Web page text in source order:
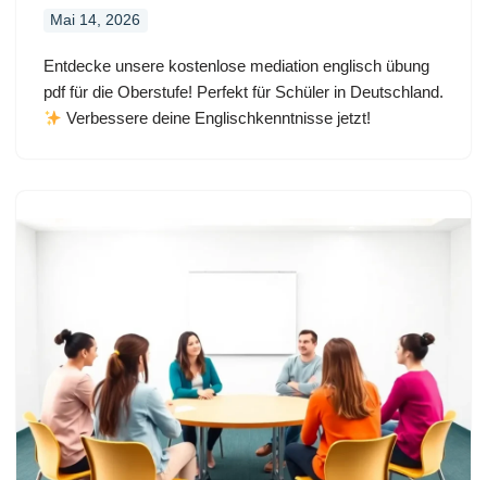
Mai 14, 2026
Entdecke unsere kostenlose mediation englisch übung
pdf für die Oberstufe! Perfekt für Schüler in Deutschland.
Verbessere deine Englischkenntnisse jetzt!